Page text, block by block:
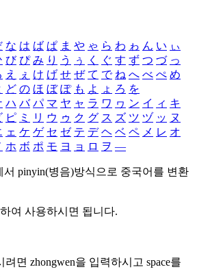
な は ば ぱ ま や ゃ ら わ ゎ ん い ぃ
び ぴ み り う ぅ く ぐ す ず つ づ っ
え ぇ け げ せ ぜ て で ね へ べ ぺ め
ど の ほ ぼ ぽ も よ ょ ろ を
ハ バ パ マ ヤ ャ ラ ワ ヮ ン イ ィ キ
ピ ミ リ ウ ゥ ク グ ス ズ ツ ヅ ッ ヌ
ェ ケ ゲ セ ゼ テ デ ヘ ベ ペ メ レ オ
ホ ボ ポ モ ヨ ョ ロ ヲ ―
서 pinyin(병음)방식으로 중국어를 변환
여 사용하시면 됩니다.
려면 zhongwen을 입력하시고 space를